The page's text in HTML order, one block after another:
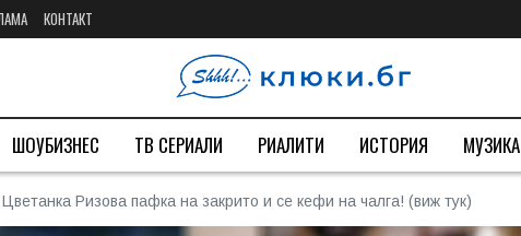
КОНТАКТ
ШОУБИЗНЕС ТВ СЕРИАЛИ РИАЛИТИ ИСТОРИЯ МУЗИКА
Ризова пафка на закрито и се кефи на чалга! (виж тук)